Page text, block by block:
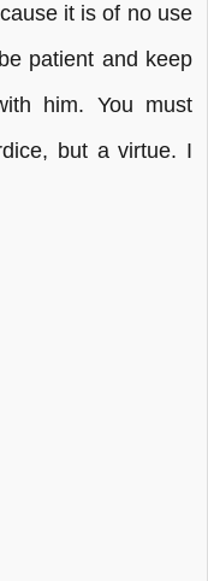
it is of no use
patient and keep
him. You must
but a virtue. I